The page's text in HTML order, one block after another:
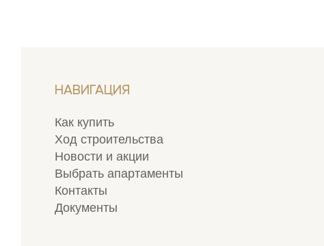
НАВИГАЦИЯ
Как купить
Ход строительства
Новости и акции
Выбрать апартаменты
Контакты
Документы